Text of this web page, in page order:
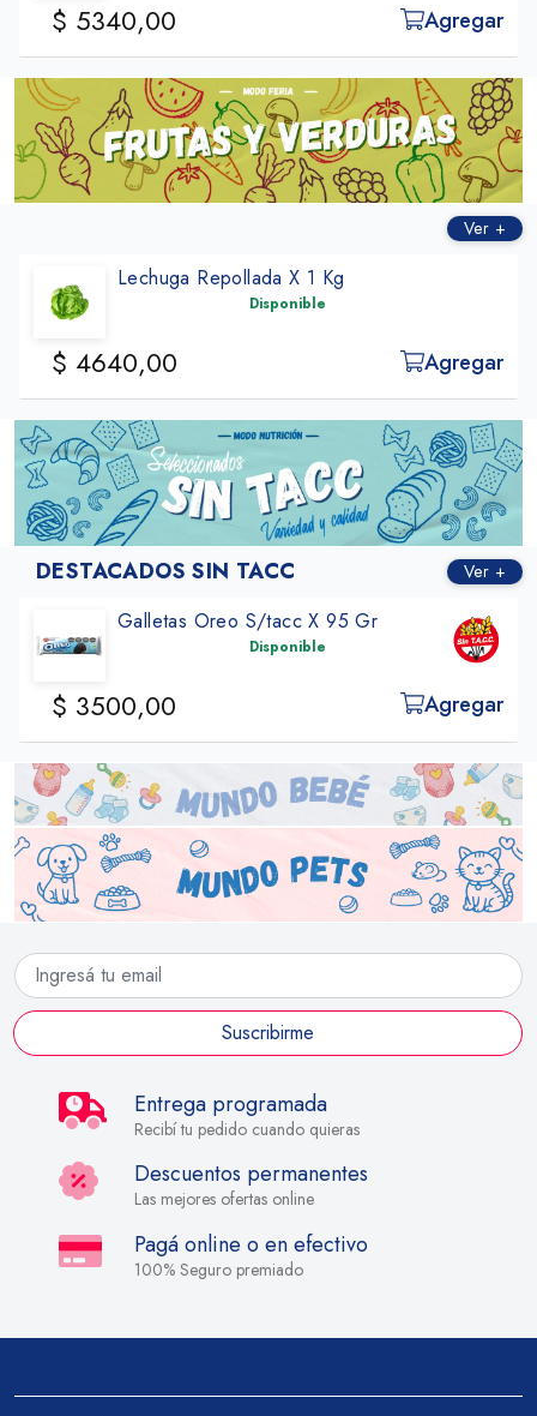
$ 5340,00 Agregar
Ver +
Lechuga Repollada X 1 Kg
Disponible
$ 4640,00 Agregar
DESTACADOS SIN TACC Ver +
Galletas Oreo S/tacc X 95 Gr
Disponible
$ 3500,00 Agregar
Suscribirme
Entrega programada
Recibí tu pedido cuando quieras
Descuentos permanentes
Las mejores ofertas online
Pagá online o en efectivo
100% Seguro premiado